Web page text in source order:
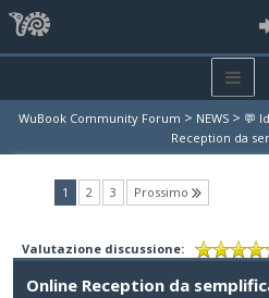
WuBook Community Forum > NEWS > 💬
Reception da
1 (current)
2 3 Prossimo
Valutazione discussione:
Online Reception da